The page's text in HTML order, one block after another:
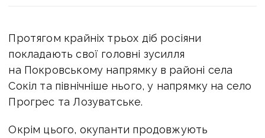
Протягом крайніх трьох діб росіяни
покладають свої головні зусилля
на Покровському напрямку в районі села
Сокіл та північніше нього, у напрямку на село
Прогрес та Лозуватське.
Окрім цього, окупанти продовжують